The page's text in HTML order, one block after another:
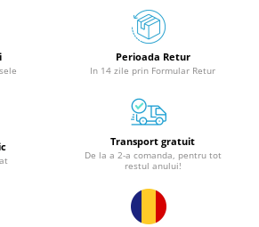
porumb
Perioada Retur
In 14 zile prin Formular Retur
Transport gratuit
De la a 2-a comanda, pentru tot
restul anului!